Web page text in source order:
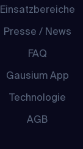
Einsatzbereiche
Presse / News
FAQ
Gausium App
Technologie
AGB